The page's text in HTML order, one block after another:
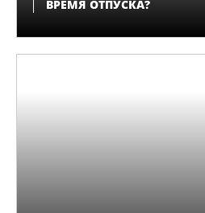
ВРЕМЯ ОТПУСКА?